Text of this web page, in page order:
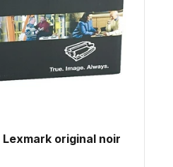
original noir